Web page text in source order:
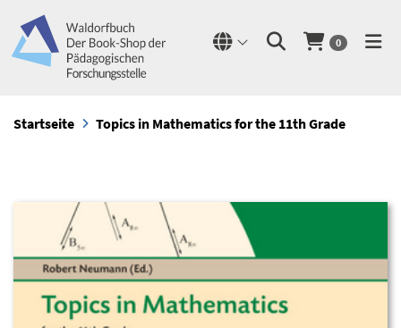
0
Startseite Topics in Mathematics for the 11th Grade